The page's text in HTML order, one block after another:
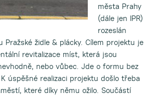
města Prahy
(dále jen IPR)
rozeslán
Pražské židle & plácky. Cílem projektu je
revitalizace míst, která jsou
nebo vůbec. Jde o formu bez
úspěšné realizaci projektu došlo třeba
které díky němu ožilo. Součástí